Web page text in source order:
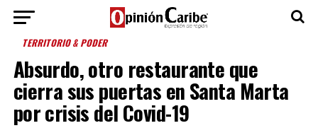
TERRITORIO & PODER
Absurdo, otro restaurante que
cierra sus puertas en Santa Marta
por crisis del Covid-19